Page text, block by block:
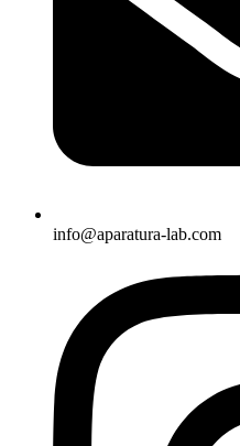
info@aparatura-lab.com